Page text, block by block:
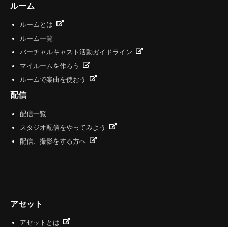
ルーム
ルームとは
ルーム一覧
バーチャルキャスト活動ガイドライン
マイルームを作ろう
ルームで楽曲を使おう
配信
配信一覧
スタジオ配信をやってみよう
配信、撮影をする方へ
アセット
アセットとは